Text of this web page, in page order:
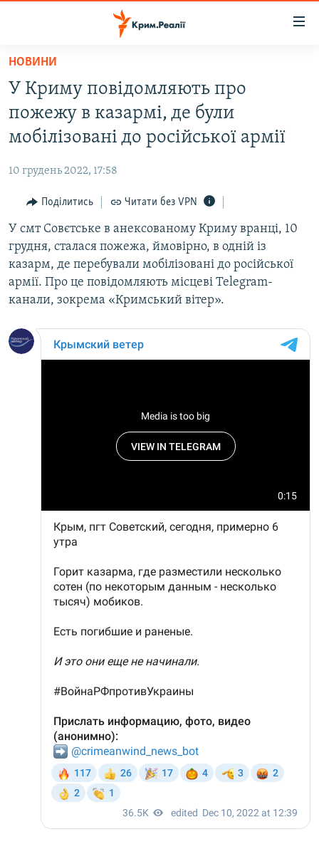
Перейти
основного
матеріалу
Перейти
до
основної
навігації
Перейти
пошуку
ВОДА.КРИМ
ВІДЕО ТА ФОТО
БЛОГИ
ПОГЛЯД
ІНТЕРВ'Ю
ВСЕ ЗА ДЕНЬ
СПЕЦПРОЕКТИ
ДЕПОРТАЦІЯ
ВІДЕОУРОКИ «ELIFBE»
СВІДЧЕННЯ ОКУПАЦІЇ
ЯК ОБІЙТИ БЛОКУВАННЯ
Русский
НОВИНИ
У Криму повідомляють про
пожежу в казармі, де були
мобілізовані до російської армії
10 грудень 2022, 17:58
Поділитись Читати без VPN
У смт Совєтське в анексованому Криму вранці, 10
грудня, сталася пожежа, ймовірно, в одній із
казарм, де перебували мобілізовані до російської
армії. Про це повідомляють місцеві Telegram-
канали, зокрема «Кримський вітер».